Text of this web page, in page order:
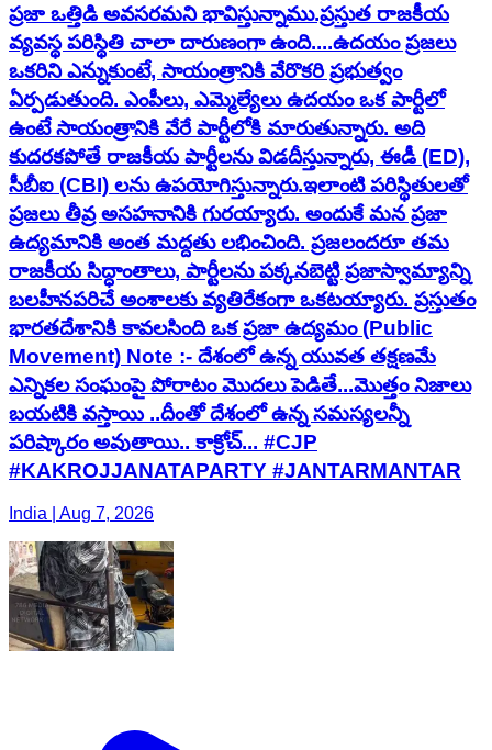
ప్రజా ఒత్తిడి అవసరమని భావిస్తున్నాము. ​ప్రస్తుత రాజకీయ
వ్యవస్థ పరిస్థితి చాలా దారుణంగా ఉంది....ఉదయం ప్రజలు
ఒకరిని ఎన్నుకుంటే, సాయంత్రానికి వేరొకరి ప్రభుత్వం
ఏర్పడుతుంది. ఎంపీలు, ఎమ్మెల్యేలు ఉదయం ఒక పార్టీలో
ఉంటే సాయంత్రానికి వేరే పార్టీలోకి మారుతున్నారు. అది
కుదరకపోతే రాజకీయ పార్టీలను విడదీస్తున్నారు, ఈడీ (ED),
సీబీఐ (CBI) లను ఉపయోగిస్తున్నారు. ​ఇలాంటి పరిస్థితులతో
ప్రజలు తీవ్ర అసహనానికి గురయ్యారు. అందుకే మన ప్రజా
ఉద్యమానికి అంత మద్దతు లభించింది. ప్రజలందరూ తమ
రాజకీయ సిద్ధాంతాలు, పార్టీలను పక్కనబెట్టి ప్రజాస్వామ్యాన్ని
బలహీనపరిచే అంశాలకు వ్యతిరేకంగా ఒకటయ్యారు. ప్రస్తుతం
భారతదేశానికి కావలసింది ఒక ప్రజా ఉద్యమం (Public
Movement) Note :- దేశంలో ఉన్న యువత తక్షణమే
ఎన్నికల సంఘంపై పోరాటం మొదలు పెడితే...మొత్తం నిజాలు
బయటికి వస్తాయి ..దీంతో దేశంలో ఉన్న సమస్యలన్నీ
పరిష్కారం అవుతాయి.. కాక్రోచ్... #CJP
#KAKROJJANATAPARTY #JANTARMANTAR
India | Aug 7, 2026